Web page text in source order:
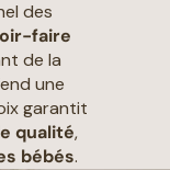
des
faire
de la
une
garantit
qualité,
bébés.